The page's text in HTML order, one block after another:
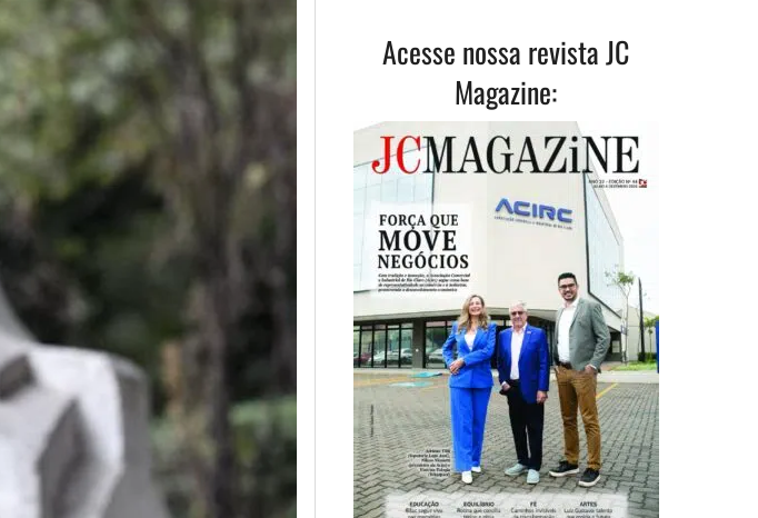
Acesse nossa revista JC
Magazine: